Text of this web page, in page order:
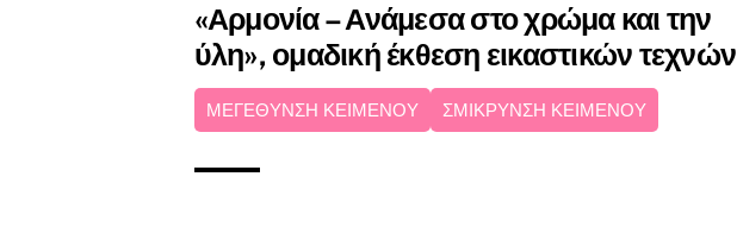
«Αρμονία – Ανάμεσα στο χρώμα και την
ύλη», ομαδική έκθεση εικαστικών τεχνών
ΜΕΓΕΘΥΝΣΗ ΚΕΙΜΕΝΟΥ ΣΜΙΚΡΥΝΣΗ ΚΕΙΜΕΝΟΥ